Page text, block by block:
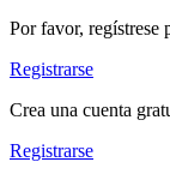
Por favor, regístrese
Registrarse
Crea una cuenta
Registrarse